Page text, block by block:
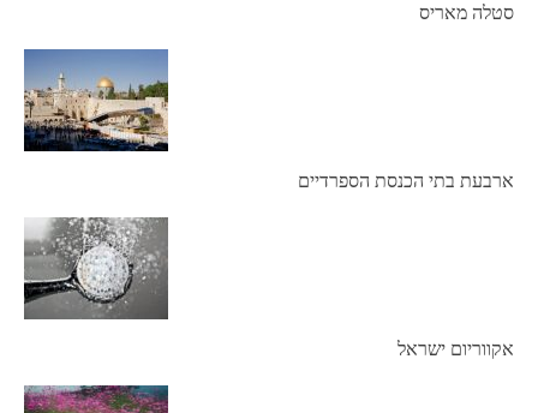
סטלה מאריס
ארבעת בתי הכנסת הספרדיים
אקווריום ישראל